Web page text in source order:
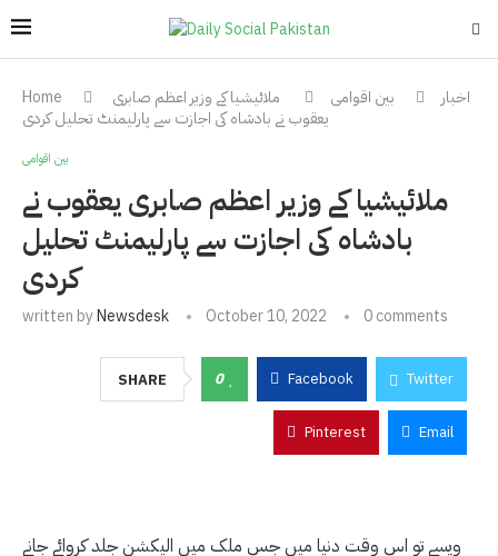
Home اخبار بین اقوامی
ملائیشیا کے وزیر اعظم صابری
یعقوب نے بادشاہ کی اجازت سے پارلیمنٹ تحلیل کردی
بین اقوامی
ملائیشیا کے وزیر اعظم صابری یعقوب نے
بادشاہ کی اجازت سے پارلیمنٹ تحلیل
کردی
written byNewsdesk October 10, 2022 0 comments
SHARE 0 Facebook Twitter
Pinterest Email
ویسے تو اس وقت دنیا میں جس ملک میں الیکشن جلد کروائے جانے